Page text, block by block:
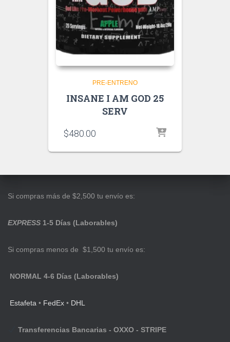
PRE-ENTRENO
INSANE I AM GOD 25
SERV
$480.00
Si compras más de $2,500 tu envío es:
EXPRESS 1-5 Días (Laborables)
Si compras menos de $1,500 tu envío es:
NORMAL 4-6 Días (Laborables)
Estafeta • FedEx • DHL
Transferencias Bancarias - OXXO - STRIPE